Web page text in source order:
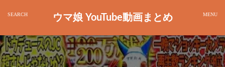
ウマ娘 YouTube動画まとめ